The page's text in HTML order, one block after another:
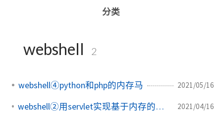
分类
webshell 2
webshell④python和php的内存马 2021/05/16
webshell②用servlet实现基于内存的无文件webshell 2021/04/16